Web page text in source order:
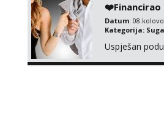
❤️Financirao
Datum:
Kategorija:
Uspješan